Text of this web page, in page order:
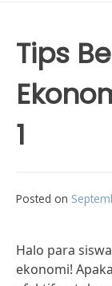
Tips
1
Posted on
Halo para
ekonomi!